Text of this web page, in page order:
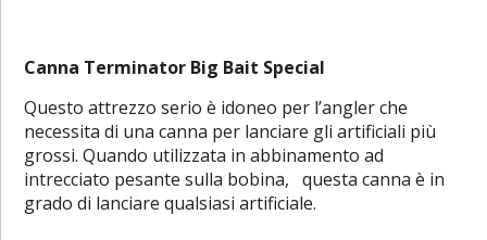
Canna Terminator Big Bait Special
Questo attrezzo serio è idoneo per l’angler che
necessita di una canna per lanciare gli artificiali più
grossi. Quando utilizzata in abbinamento ad
intrecciato pesante sulla bobina, questa canna è in
grado di lanciare qualsiasi artificiale.